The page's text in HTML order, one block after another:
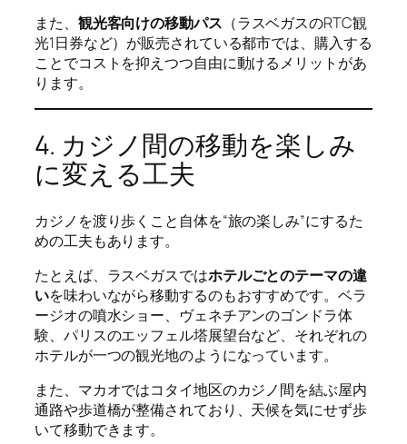
また、 観光客向けの移動パス （ラスベガスのRTC観
光1日券など）が販売されている都市では、購入する
ことでコストを抑えつつ自由に動けるメリットがあ
ります。
4. カジノ間の移動を楽しみ
に変える工夫
カジノを渡り歩くこと自体を“旅の楽しみ”にするた
めの工夫もあります。
たとえば、ラスベガスではホテルごとのテーマの違
いを味わいながら移動するのもおすすめです。ベラ
ージオの噴水ショー、ヴェネチアンのゴンドラ体
験、パリスのエッフェル塔展望台など、それぞれの
ホテルが一つの観光地のようになっています。
また、マカオではコタイ地区のカジノ間を結ぶ屋内
通路や歩道橋が整備されており、天候を気にせず歩
いて移動できます。